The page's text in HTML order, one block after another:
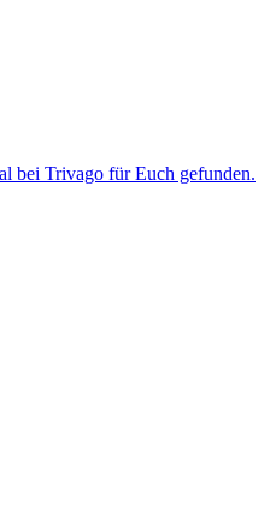
bei Trivago für Euch gefunden.